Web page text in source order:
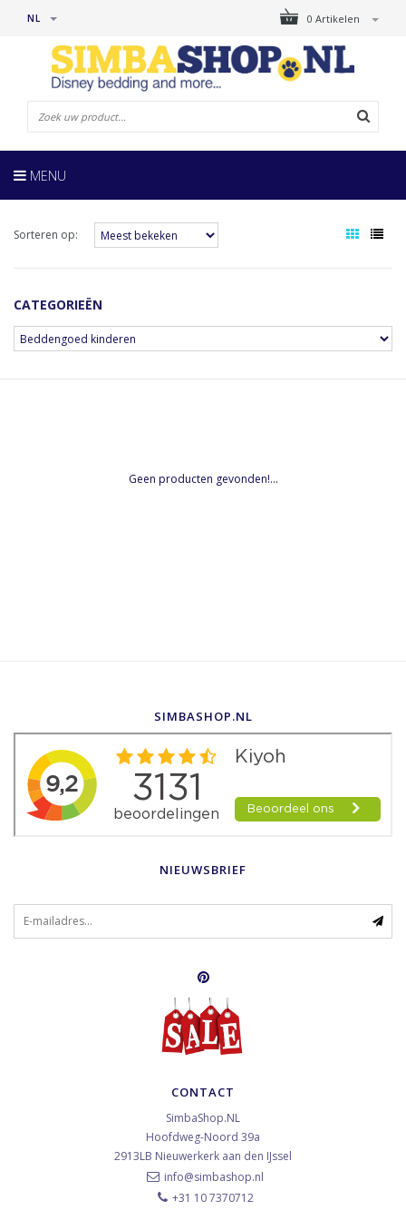
0 Artikelen
NL
MENU
Sorteren op:
CATEGORIEËN
Geen producten gevonden!...
SIMBASHOP.NL
NIEUWSBRIEF
CONTACT
SimbaShop.NL
Hoofdweg-Noord 39a
2913LB Nieuwerkerk aan den IJssel
info@simbashop.nl
+31 10 7370712